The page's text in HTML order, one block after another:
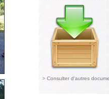
> Consulter d'autres